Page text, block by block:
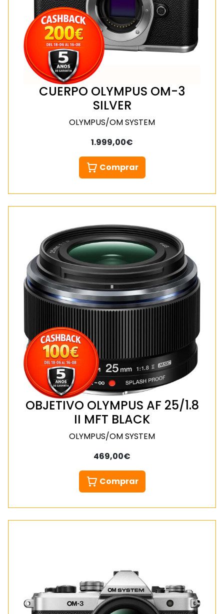
CUERPO OLYMPUS OM-3
SILVER
OLYMPUS/OM SYSTEM
1.999,00€
Comprar
OBJETIVO OLYMPUS AF 25/1.8
II MFT BLACK
OLYMPUS/OM SYSTEM
469,00€
Comprar